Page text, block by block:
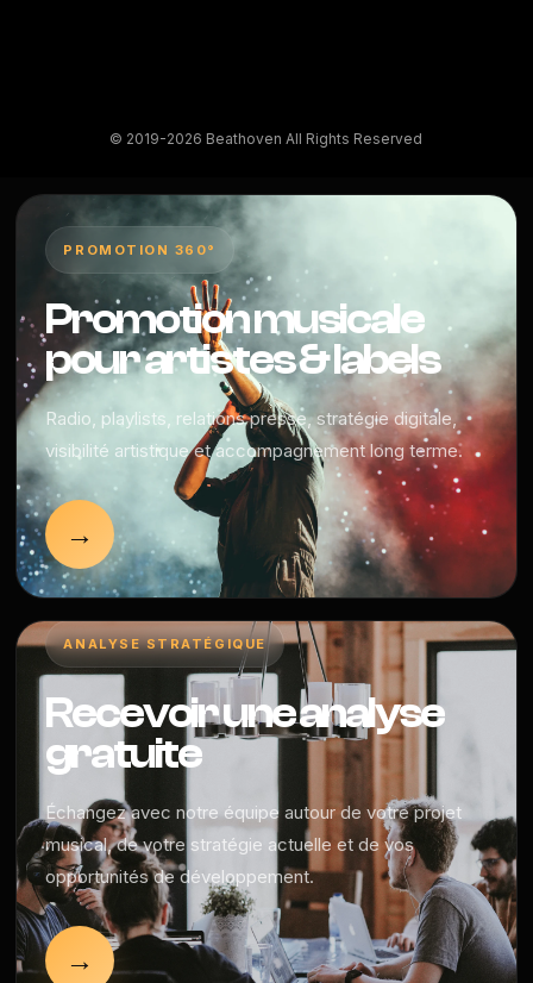
© 2019-2026 Beathoven All Rights Reserved
PROMOTION 360°
Promotion musicale
pour artistes & labels
Radio, playlists, relations presse, stratégie digitale,
visibilité artistique et accompagnement long terme.
→
ANALYSE STRATÉGIQUE
Recevoir une analyse
gratuite
Échangez avec notre équipe autour de votre projet
musical, de votre stratégie actuelle et de vos
opportunités de développement.
→